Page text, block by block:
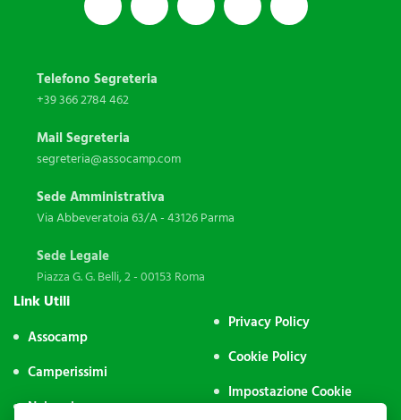
Telefono Segreteria
+39 366 2784 462
Mail Segreteria
segreteria@assocamp.com
Sede Amministrativa
Via Abbeveratoia 63/A - 43126 Parma
Sede Legale
Piazza G. G. Belli, 2 - 00153 Roma
Link Utili
Assocamp
Camperissimi
Noleggio
Privacy Policy
Cookie Policy
Impostazione Cookie